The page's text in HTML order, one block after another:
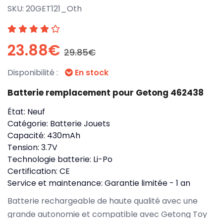
SKU: 20GET121_Oth
23.88€ 29.85€
Disponibilité : En stock
Batterie remplacement pour Getong 462438
État: Neuf
Catégorie: Batterie Jouets
Capacité: 430mAh
Tension: 3.7V
Technologie batterie: Li-Po
Certification: CE
Service et maintenance: Garantie limitée - 1 an
Batterie rechargeable de haute qualité avec une
grande autonomie et compatible avec Getong Toy